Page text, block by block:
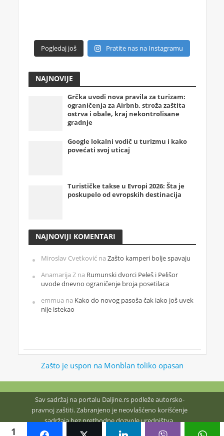
Pogledaj još Pratite nas na Instagramu
NAJNOVIJE
Grčka uvodi nova pravila za turizam:
ograničenja za Airbnb, stroža zaštita
ostrva i obale, kraj nekontrolisane
gradnje
Google lokalni vodič u turizmu i kako
povećati svoj uticaj
Turističke takse u Evropi 2026: Šta je
poskupelo od evropskih destinacija
NAJNOVIJI KOMENTARI
Miroslav Cvetkovićna Zašto kamperi bolje spavaju
Anamarija Zna Rumunski dvorci Peleš i Pelišor
uvode dnevno ograničenje broja posetilaca
emmua na Kako do novog pasoša čak iako još uvek
nije istekao
Zašto je uspon na Monblan toliko opasan
Sav sadržaj na portalu Daljine.rs podleže autorsko-
pravnoj zaštiti. Zabranjeno je neovlašćeno korišćenje
sadržaja bez prethodne dozvole uredništva.
1